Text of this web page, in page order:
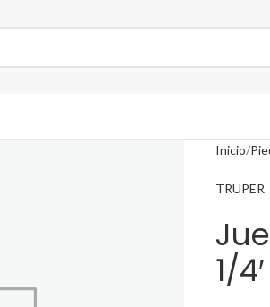
Inicio
TRUPER
1/